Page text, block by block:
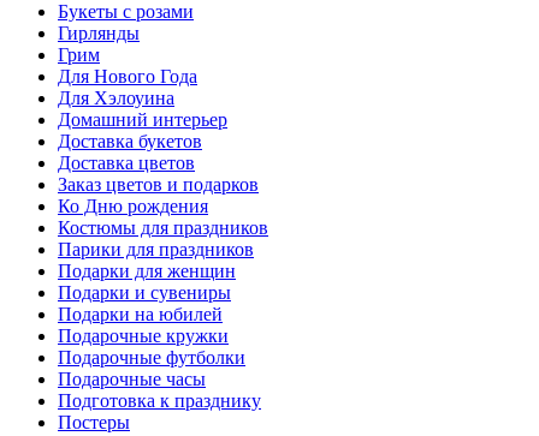
Букеты с розами
Гирлянды
Грим
Для Нового Года
Для Хэлоуина
Домашний интерьер
Доставка букетов
Доставка цветов
Заказ цветов и подарков
Ко Дню рождения
Костюмы для праздников
Парики для праздников
Подарки для женщин
Подарки и сувениры
Подарки на юбилей
Подарочные кружки
Подарочные футболки
Подарочные часы
Подготовка к празднику
Постеры